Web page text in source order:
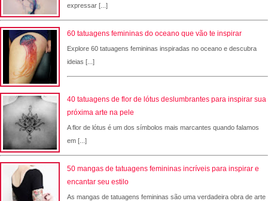
expressar [...]
60 tatuagens femininas do oceano que vão te inspirar
Explore 60 tatuagens femininas inspiradas no oceano e descubra
ideias [...]
40 tatuagens de flor de lótus deslumbrantes para inspirar sua
próxima arte na pele
A flor de lótus é um dos símbolos mais marcantes quando falamos
em [...]
50 mangas de tatuagens femininas incríveis para inspirar e
encantar seu estilo
As mangas de tatuagens femininas são uma verdadeira obra de arte